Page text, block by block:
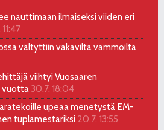
nauttimaan ilmaiseksi viiden eri
11:47
vältyttiin vakavilta vammoilta
viihtyi Vuosaaren
vuotta 30.7. 18:04
upeaa menetystä EM-
tuplamestariksi 20.7. 13:55